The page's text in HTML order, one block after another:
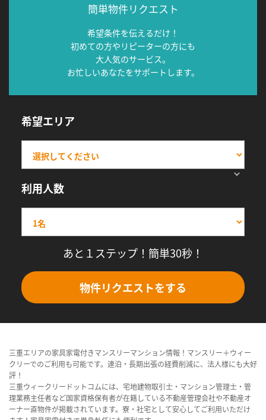
簡単物件リクエスト
希望条件を伝えるだけ！
初めての方やリピーターの方にも
大人気のサービス。
お忙しいあなたをサポートします。
希望エリア
利用人数
あと１ステップ！簡単30秒！
物件リクエストをする
三重エリアの家具家電付きマンスリーマンション情報！マンスリー＋ウィー
クリーでのご利用も可能です。連泊・長期出張の経費削減に、法人様にも大好
評！
三重ウィークリードットコムには、宅地建物取引士・マンション管理士・管
理業務主任者など国家資格保有者が在籍している不動産管理会社や不動産オ
ーナー直物件が掲載されています。寮・社宅として安心してご利用いただけ